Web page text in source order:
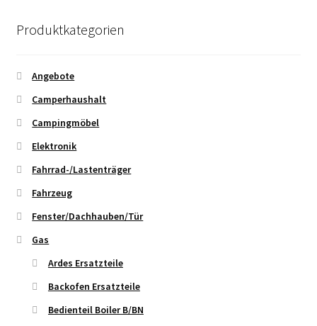
Produktkategorien
Angebote
Camperhaushalt
Campingmöbel
Elektronik
Fahrrad-/Lastenträger
Fahrzeug
Fenster/Dachhauben/Tür
Gas
Ardes Ersatzteile
Backofen Ersatzteile
Bedienteil Boiler B/BN